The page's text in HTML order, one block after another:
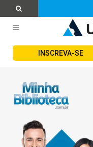
INSCREVA-SE